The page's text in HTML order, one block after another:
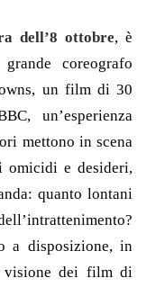
dell’8 ottobre, è
coreografo
un film di 30
un’esperienza
mettono in scena
omicidi e desideri,
quanto lontani
a disposizione, in
visione dei film di